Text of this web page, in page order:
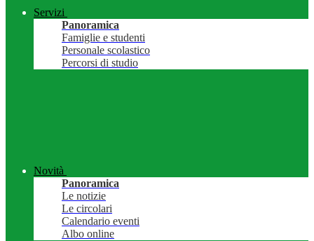
Servizi
Panoramica
Famiglie e studenti
Personale scolastico
Percorsi di studio
Novità
Panoramica
Le notizie
Le circolari
Calendario eventi
Albo online